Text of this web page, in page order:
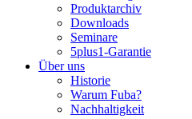
Produktarchiv
Downloads
Seminare
5plus1-Garantie
Über uns
Historie
Warum Fuba?
Nachhaltigkeit